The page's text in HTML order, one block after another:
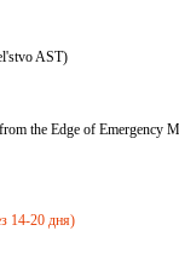
AST)
the Edge of Emergency
14-20 дня)